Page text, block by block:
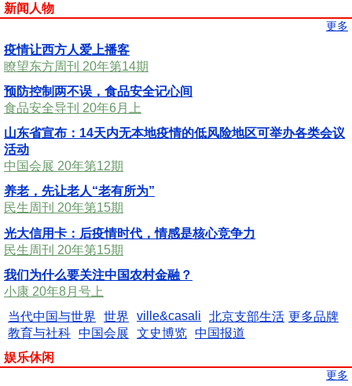
新闻人物
更多
疫情让西方人爱上播客
瞭望东方周刊 20年第14期
预防控制两不误，食品安全记心间
食品安全导刊 20年6月上
山东省宣布：14天内无本地疫情的低风险地区可举办各类会议
活动
中国会展 20年第12期
养老，先让老人“老有所为”
民生周刊 20年第15期
光大信用卡：后疫情时代，情感是核心竞争力
民生周刊 20年第15期
我们为什么要关注中国农村金融？
小康 20年8月号上
当代中国与世界
世界 ville&casali
北京支部生活
教育与社科 中国会展 文史博览 中国报道
更多品牌
娱乐休闲
更多